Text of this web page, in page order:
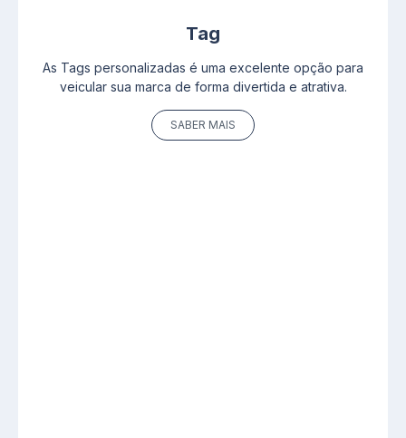
Tag
As Tags personalizadas é uma excelente opção para
veicular sua marca de forma divertida e atrativa.
SABER MAIS